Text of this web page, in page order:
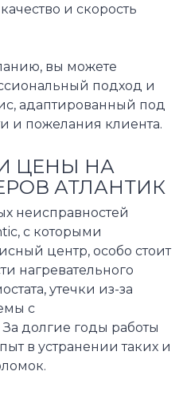
и скорость
вы можете
подход и
адаптированный под
и пожелания клиента.
ЦЕНЫ НА
АТЛАНТИК
неисправностей
с которыми
центр, особо стоит
нагревательного
утечки из-за
с
долгие годы работы
в устранении таких и